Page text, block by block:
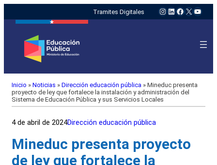
Tramites Digitales Instagram
LinkedIn
Facebook
X
Inicio » Noticias » Dirección educación pública » Mineduc presenta
proyecto de ley que fortalece la instalación y administración del
Sistema de Educación Pública y sus Servicios Locales
4 de abril de 2024Dirección educación pública
Mineduc presenta proyecto
de ley que fortalece la